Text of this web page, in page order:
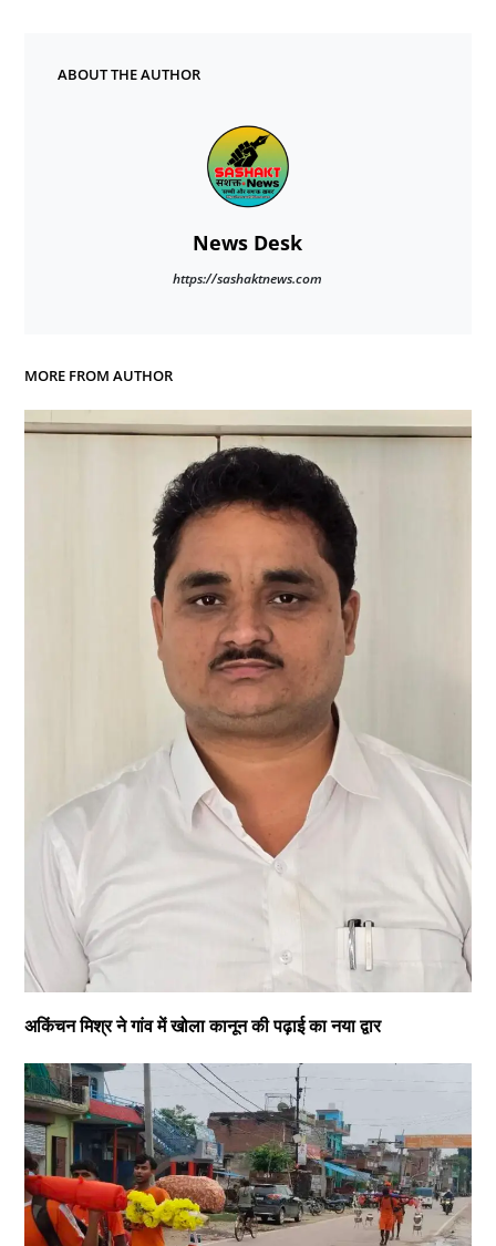
ABOUT THE AUTHOR
News Desk
https://sashaktnews.com
MORE FROM AUTHOR
अकिंचन मिश्र ने गांव में खोला कानून की पढ़ाई का नया द्वार